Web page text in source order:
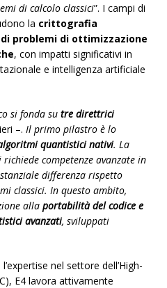
di calcolo classici”. I campi di
la crittografia
problemi di ottimizzazione
, con impatti significativi in
e intelligenza artificiale
si fonda su tre direttrici
–. Il primo pilastro è lo
quantistici nativi. La
competenze avanzate in
differenza rispetto
classici. In questo ambito,
alla portabilità del codice e
avanzati, sviluppati
nel settore dell’High-
E4 lavora attivamente